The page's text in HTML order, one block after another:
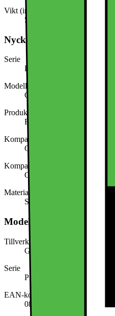
Vikt (inkl. emballage)
55,0 g
Nyckelspecifikation
Serie
Pixel
Modellnamn
Google GA09847-WW
Produkttyp
Fodral för mobiltelefon
Kompatibel med (modell/serie)
Google Pixel 10 Pro Fold
Kompatibel med (märke)
Google
Material
Silikon
Modellbeskrivning
Tillverkarens artikelnummer
GA09847-WW
Serie
Pixel
EAN-kod
0840353928008